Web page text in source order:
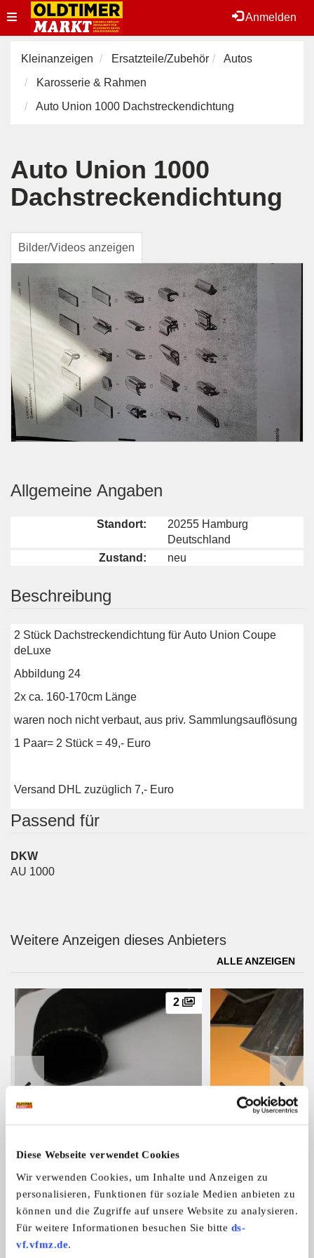
Diese Webseite verwendet Cookies
Wir verwenden Cookies, um Inhalte und Anzeigen zu
personalisieren, Funktionen für soziale Medien anbieten zu
können und die Zugriffe auf unsere Website zu analysieren.
Für weitere Informationen besuchen Sie bitte ds-
vf.vfmz.de.
Anmelden
Toggle
navigation
Kleinanzeigen Ersatzteile/Zubehör
Autos
Karosserie & Rahmen
Auto Union 1000 Dachstreckendichtung
Auto Union 1000
Dachstreckendichtung
Bilder/Videos anzeigen
Allgemeine Angaben
Standort:
20255 Hamburg
Deutschland
Zustand:
neu
Beschreibung
2 Stück Dachstreckendichtung für Auto Union Coupe
deLuxe
Abbildung 24
2x ca. 160-170cm Länge
waren noch nicht verbaut, aus priv. Sammlungsauflösung
1 Paar= 2 Stück = 49,- Euro
Versand DHL zuzüglich 7,- Euro
Passend für
DKW
AU 1000
Weitere Anzeigen dieses Anbieters
ALLE ANZEIGEN
2
Gummistrecken an
Das könnte Sie auch interessieren